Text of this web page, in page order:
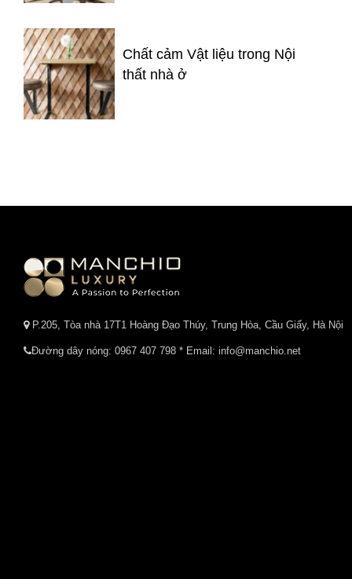
Chất cảm Vật liệu trong Nội
thất nhà ở
P.205, Tòa nhà 17T1 Hoàng Đạo Thúy, Trung Hòa, Cầu Giấy, Hà Nội
Đường dây nóng: 0967 407 798 * Email: info@manchio.net